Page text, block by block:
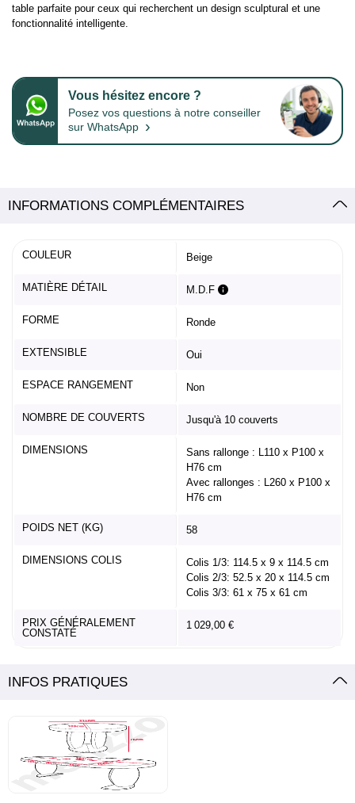
table parfaite pour ceux qui recherchent un design sculptural et une
fonctionnalité intelligente.
Vous hésitez encore ?
Posez vos questions à notre conseiller
sur WhatsApp ›
INFORMATIONS COMPLÉMENTAIRES
COULEUR Beige
MATIÈRE DÉTAIL M.D.F
FORME Ronde
EXTENSIBLE Oui
ESPACE RANGEMENT Non
NOMBRE DE COUVERTS Jusqu'à 10 couverts
DIMENSIONS
Sans rallonge : L110 x P100 x
H76 cm
Avec rallonges : L260 x P100 x
H76 cm
POIDS NET (KG) 58
DIMENSIONS COLIS
Colis 1/3: 114.5 x 9 x 114.5 cm
Colis 2/3: 52.5 x 20 x 114.5 cm
Colis 3/3: 61 x 75 x 61 cm
PRIX GÉNÉRALEMENT
CONSTATÉ
1 029,00 €
INFOS PRATIQUES